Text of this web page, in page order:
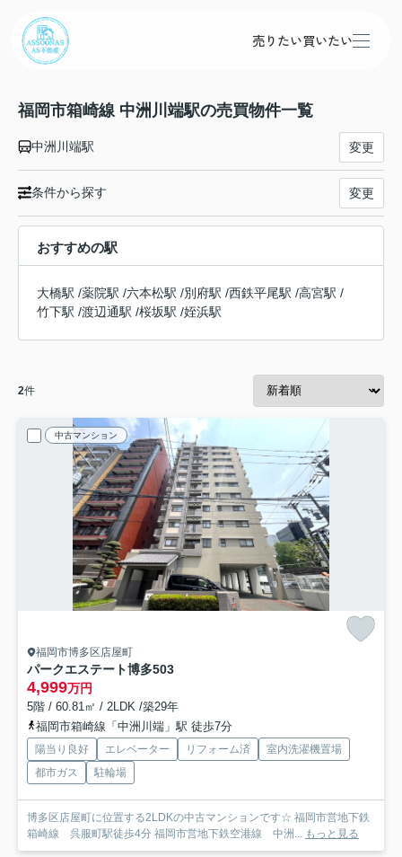
売りたい買いたい
福岡市箱崎線 中洲川端駅の売買物件一覧
中洲川端駅 変更
条件から探す 変更
おすすめの駅
大橋駅 /薬院駅 /六本松駅 /別府駅 /西鉄平尾駅 /高宮駅 /
竹下駅 /渡辺通駅 /桜坂駅 /姪浜駅
2件
中古マンション
福岡市博多区店屋町
パークエステート博多503
4,999万円
5階 / 60.81㎡ / 2LDK /築29年
福岡市箱崎線「中洲川端」駅 徒歩7分
陽当り良好 エレベーター リフォーム済
室内洗濯機置場
都市ガス
駐輪場
博多区店屋町に位置する2LDKの中古マンションです☆ 福岡市営地下鉄
箱崎線 呉服町駅徒歩4分 福岡市営地下鉄空港線 中洲...
もっと見る